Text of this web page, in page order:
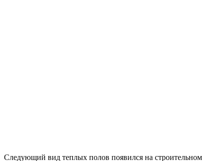
Следующий вид теплых полов появился на строительном